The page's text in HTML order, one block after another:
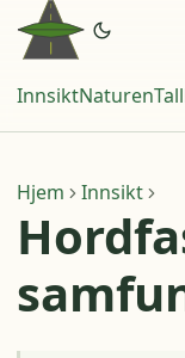
InnsiktNaturenTall
Hjem Innsikt